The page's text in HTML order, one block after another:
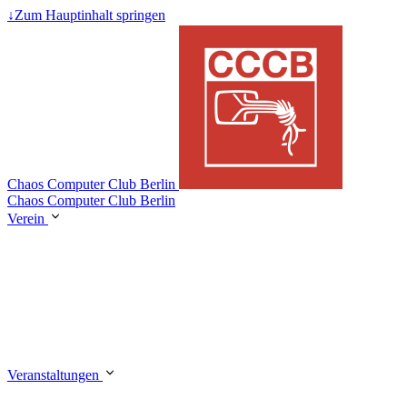
↓Zum Hauptinhalt springen
Chaos Computer Club Berlin
Chaos Computer Club Berlin
Verein
Veranstaltungen